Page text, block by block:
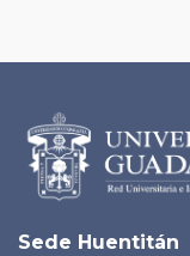
Sede Huentitán